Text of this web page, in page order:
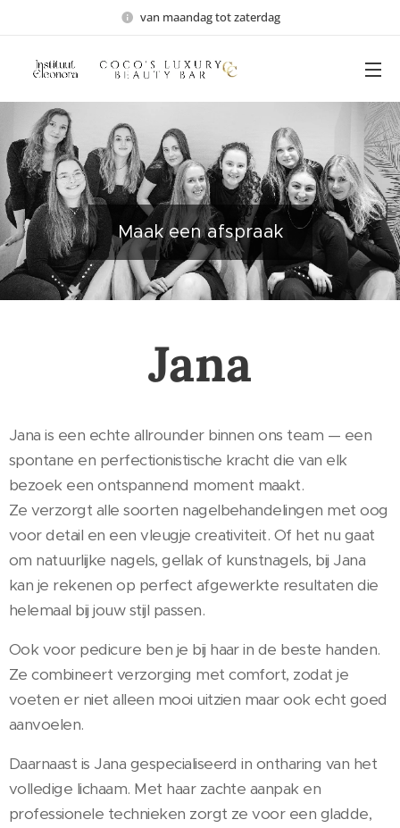
van maandag tot zaterdag
Maak een afspraak
Jana
Jana is een echte allrounder binnen ons team — een
spontane en perfectionistische kracht die van elk
bezoek een ontspannend moment maakt.
Ze verzorgt alle soorten nagelbehandelingen met oog
voor detail en een vleugje creativiteit. Of het nu gaat
om natuurlijke nagels, gellak of kunstnagels, bij Jana
kan je rekenen op perfect afgewerkte resultaten die
helemaal bij jouw stijl passen.
Ook voor pedicure ben je bij haar in de beste handen.
Ze combineert verzorging met comfort, zodat je
voeten er niet alleen mooi uitzien maar ook echt goed
aanvoelen.
Daarnaast is Jana gespecialiseerd in ontharing van het
volledige lichaam. Met haar zachte aanpak en
professionele technieken zorgt ze voor een gladde,